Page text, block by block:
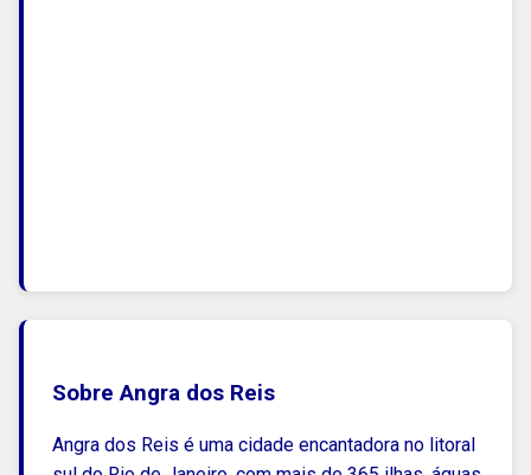
Sobre Angra dos Reis
Angra dos Reis é uma cidade encantadora no litoral